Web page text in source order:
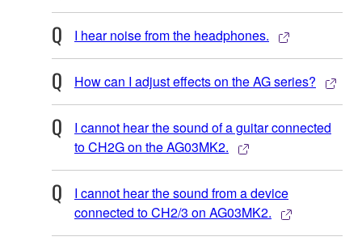
I hear noise from the headphones.
How can I adjust effects on the AG series?
I cannot hear the sound of a guitar connected
to CH2G on the AG03MK2.
I cannot hear the sound from a device
connected to CH2/3 on AG03MK2.